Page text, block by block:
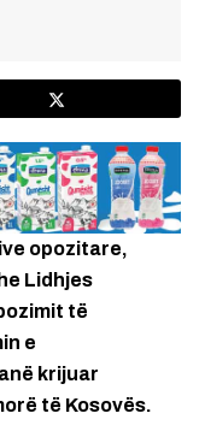
opozitare,
Lidhjes
të
e
krijuar
të Kosovës.